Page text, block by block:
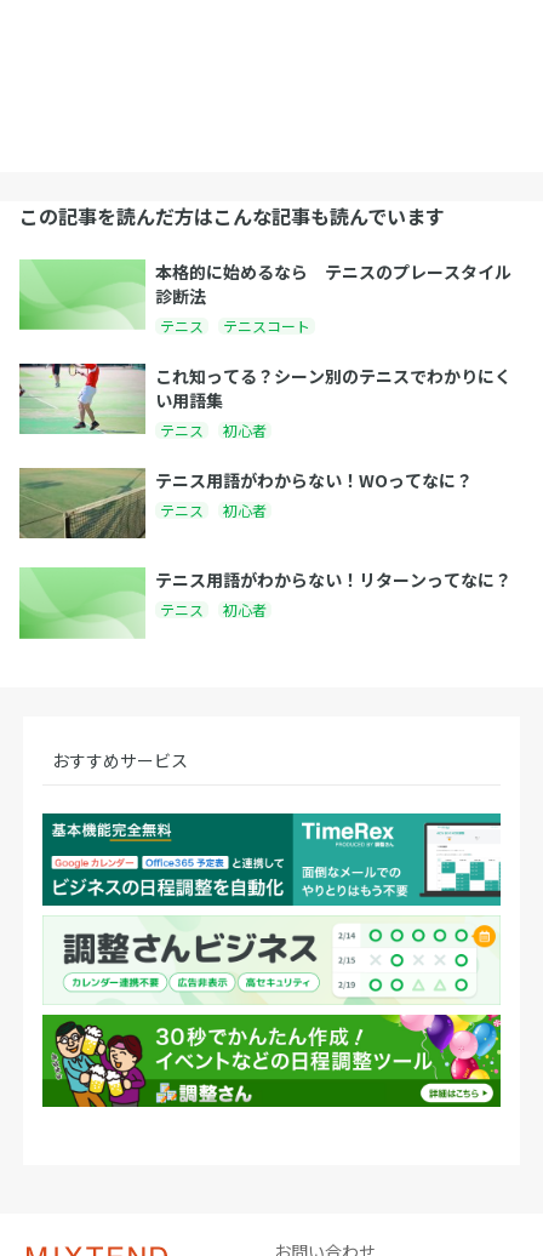
この記事を読んだ方はこんな記事も読んでいます
本格的に始めるなら テニスのプレースタイル
診断法
テニス テニスコート
これ知ってる？シーン別のテニスでわかりにく
い用語集
テニス 初心者
テニス用語がわからない！WOってなに？
テニス 初心者
テニス用語がわからない！リターンってなに？
テニス 初心者
おすすめサービス
お問い合わせ